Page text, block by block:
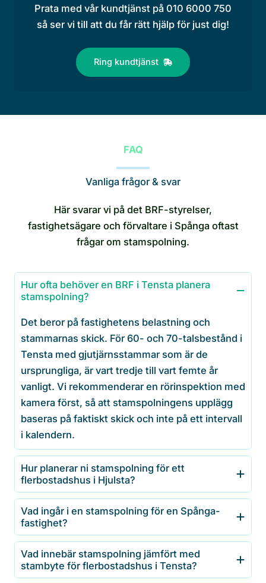
Prata med vår kundtjänst på 010 6000 750
så ser vi till att du får rätt hjälp för just dig!
Ring kundtjänst
FAQ
Vanliga frågor & svar
Här svarar vi på det BRF-styrelser,
fastighetsägare och förvaltare i Spånga oftast
frågar om stamspolning.
Hur ofta behöver en BRF i Tensta planera
stamspolning?
Det beror på fastighetens belastning och
stammarnas skick. För 60- och 70-talsbestånd i
Tensta med gjutjärnsstammar som är de
ursprungliga, är vart tredje till vart femte år
vanligt. Vi rekommenderar en rörinspektion med
kamera först, så att stamspolningens upplägg
baseras på faktiskt skick och inte på ett intervall
i kalendern.
Hur planerar ni stamspolning för ett
flerbostadshus i Hjulsta?
Vad ingår i en stamspolning för en Spånga-
fastighet?
Vad innebär stamspolning jämfört med
stambyte för flerbostadshus i Tensta?